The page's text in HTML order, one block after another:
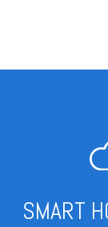
SMART